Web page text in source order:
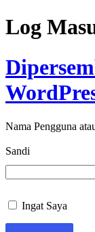
Log
Nama Pengguna
Sandi
Ingat Saya